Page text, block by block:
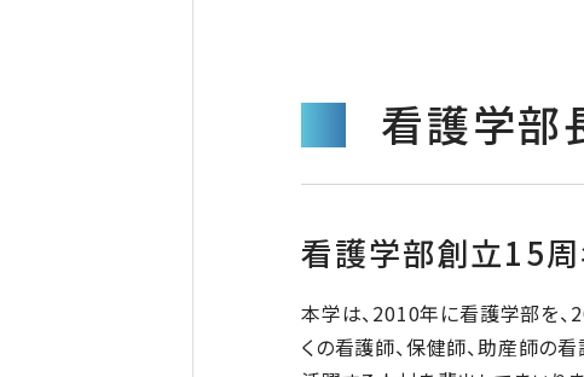
看護学部
看護学部創立15
本学は、2010年に看護学部を
くの看護師、保健師、助産師の